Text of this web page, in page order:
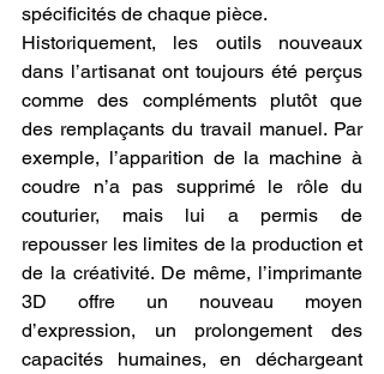
spécificités de chaque pièce.
Historiquement, les outils nouveaux
dans l’artisanat ont toujours été perçus
comme des compléments plutôt que
des remplaçants du travail manuel. Par
exemple, l’apparition de la machine à
coudre n’a pas supprimé le rôle du
couturier, mais lui a permis de
repousser les limites de la production et
de la créativité. De même, l’imprimante
3D offre un nouveau moyen
d’expression, un prolongement des
capacités humaines, en déchargeant